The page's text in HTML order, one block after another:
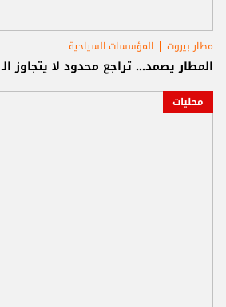
مطار بيروت المؤسسات السياحية
المطار يصمد… تراجع محدود لا يتجاوز الـ 7 %
محليات